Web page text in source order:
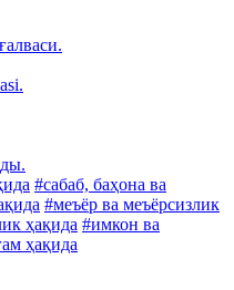
#сабаб, баҳона ва
#меъёр ва меъёрсизлик
ҳақида #имкон ва
ҳақида